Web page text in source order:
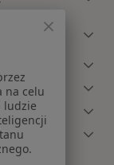
po
Gocół?
Gocół?
na celu
ludzie